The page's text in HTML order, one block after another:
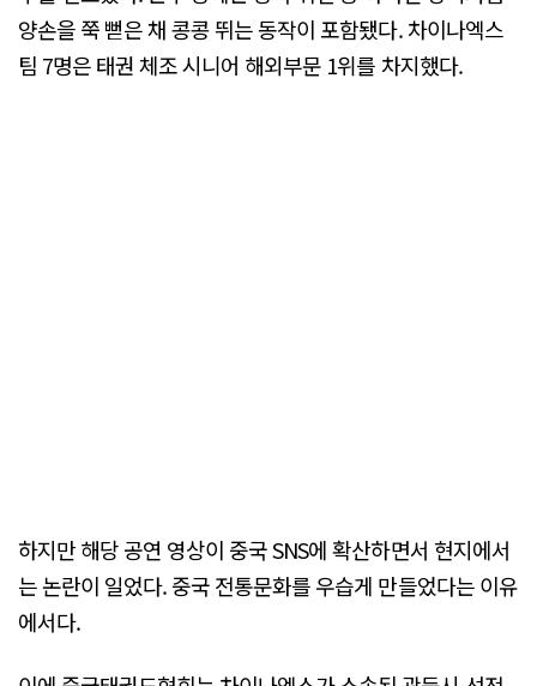
양손을 쭉 뻗은 채 콩콩 뛰는 동작이 포함됐다. 차이나엑스
팀 7명은 태권 체조 시니어 해외부문 1위를 차지했다.
하지만 해당 공연 영상이 중국 SNS에 확산하면서 현지에서
는 논란이 일었다. 중국 전통문화를 우습게 만들었다는 이유
에서다.